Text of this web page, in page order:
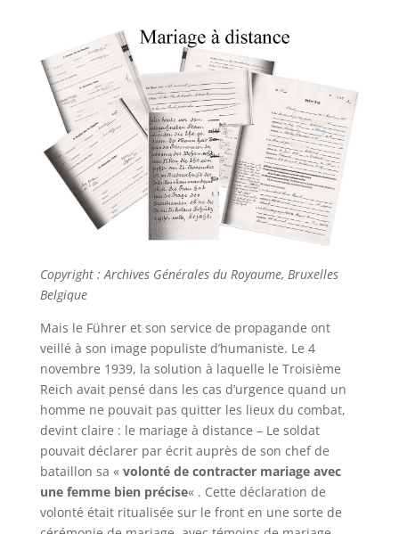
Copyright : Archives Générales du Royaume, Bruxelles
Belgique
Mais le Führer et son service de propagande ont
veillé à son image populiste d’humaniste. Le 4
novembre 1939, la solution à laquelle le Troisième
Reich avait pensé dans les cas d’urgence quand un
homme ne pouvait pas quitter les lieux du combat,
devint claire : le mariage à distance – Le soldat
pouvait déclarer par écrit auprès de son chef de
bataillon sa « volonté de contracter mariage avec
une femme bien précise« . Cette déclaration de
volonté était ritualisée sur le front en une sorte de